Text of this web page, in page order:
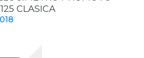
CLASICA